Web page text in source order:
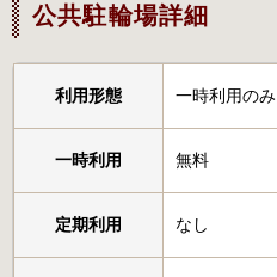
公共駐輪場詳細
利用形態 一時利用のみ
一時利用 無料
定期利用 なし